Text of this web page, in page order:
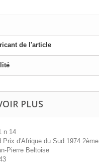
de l'article
PLUS
n 14
Prix d'Afrique du Sud 1974 2ème
Pierre Beltoise